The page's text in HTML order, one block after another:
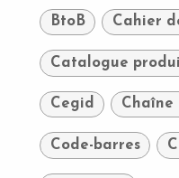
BtoB Cahier
Catalogue
Cegid Chaîne
Code-barres